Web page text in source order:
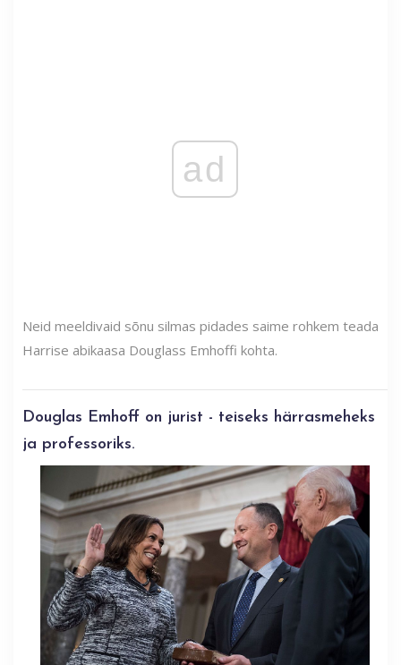
ad
Neid meeldivaid sõnu silmas pidades saime rohkem teada
Harrise abikaasa Douglass Emhoffi kohta.
Douglas Emhoff on jurist - teiseks härrasmeheks
ja professoriks.